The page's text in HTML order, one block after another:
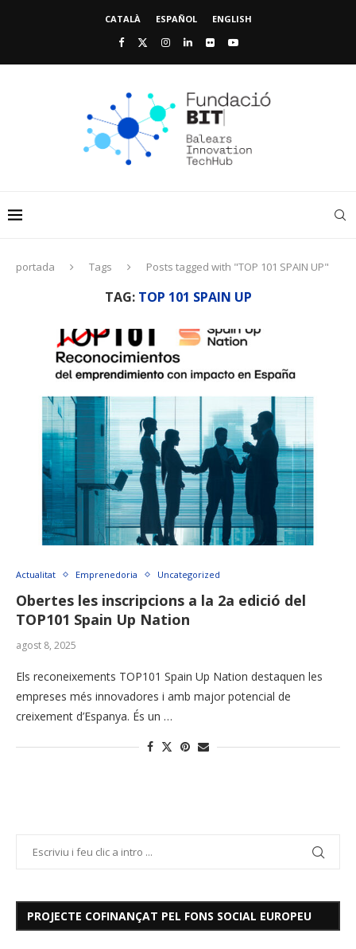
CATALÀ ESPAÑOL ENGLISH
portada Tags Posts tagged with "TOP 101 SPAIN UP"
TAG: TOP 101 SPAIN UP
Actualitat Emprenedoria Uncategorized
Obertes les inscripcions a la 2a edició del
TOP101 Spain Up Nation
agost 8, 2025
Els reconeixements TOP101 Spain Up Nation destaquen les
empreses més innovadores i amb major potencial de
creixement d’Espanya. És un …
PROJECTE COFINANÇAT PEL FONS SOCIAL EUROPEU